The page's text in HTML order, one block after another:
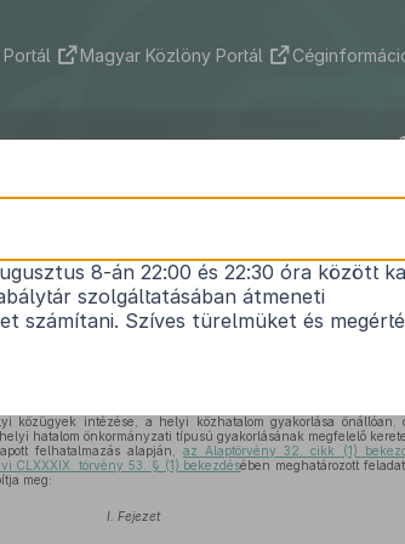
Magyar Közlöny Portál
Képviselő-
Szervezeti és Működési
közügyek intézése, a helyi közhatalom gyakorlása önállóan,
hatalom önkormányzati típusú gyakorlásának megfelelő
felhatalmazás alapján,az Alaptörvény 32. cikk (1)
CLXXXIX. törvény 53. § (1) bekezdésében meghatározott
meg:
I. Fejezet
8-án 22:00 és 22:30 óra között
szolgáltatásában átmeneti
számítani. Szíves türelmüket és